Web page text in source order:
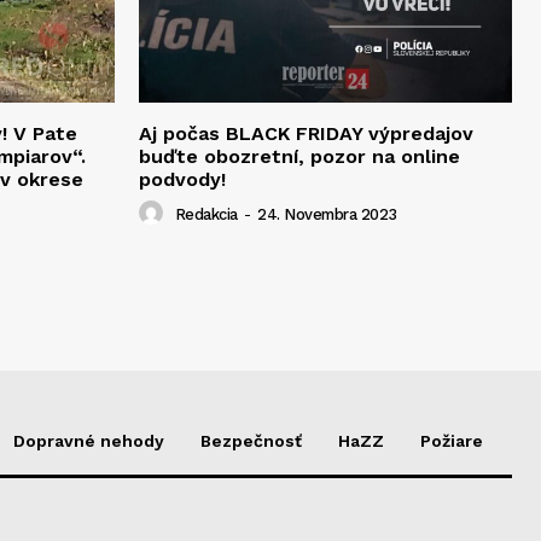
V Pate
okrese
Aj počas BLACK FRIDAY výpredajov
buďte obozretní, pozor na online
podvody!
Redakcia - 24. Novembra 2023
Dopravné nehody Bezpečnosť HaZZ Požiare